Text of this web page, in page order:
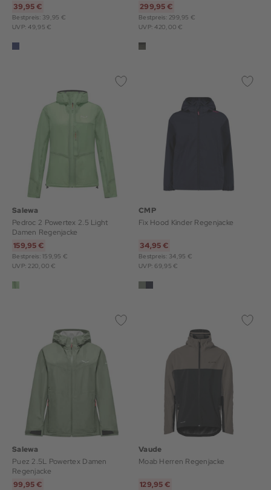
39,95 €
Bestpreis: 39,95 €
UVP: 49,95 €
299,95 €
Bestpreis: 299,95 €
UVP: 420,00 €
Salewa
Pedroc 2 Powertex 2.5 Light
Damen Regenjacke
159,95 €
Bestpreis: 159,95 €
UVP: 220,00 €
CMP
Fix Hood Kinder Regenjacke
34,95 €
Bestpreis: 34,95 €
UVP: 69,95 €
Salewa
Puez 2.5L Powertex Damen
Regenjacke
99,95 €
Vaude
Moab Herren Regenjacke
129,95 €